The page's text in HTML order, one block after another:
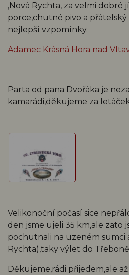
,Nová Rychta, za velmi dobré
porce,chutné pivo a
nejlepší vzpomínky.
Adamec Krásná Hora nad
Parta od pana Dvořáka je
kamarádi,děkujeme za
Velikonoční počasí sice
den jsme ujeli 35 km,ale zato
pochutnali na uzeném sumci
Rychta),taky výlet do
Děkujeme,rádi přijedem,ale